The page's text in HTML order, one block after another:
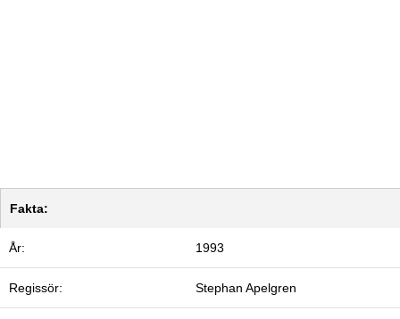
Fakta:
År: 1993
Regissör: Stephan Apelgren